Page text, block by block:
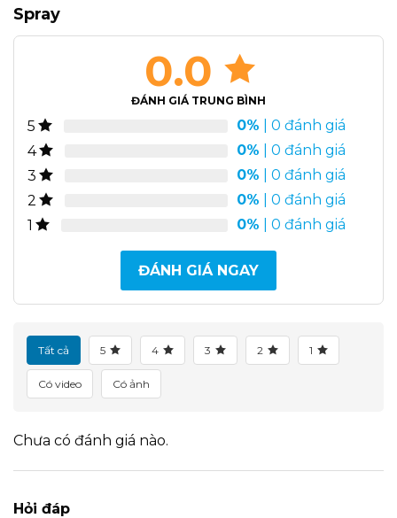
Spray
0.0
ĐÁNH GIÁ TRUNG BÌNH
5 0% | 0 đánh giá
4
0% | 0 đánh giá
3
0% | 0 đánh giá
2
0% | 0 đánh giá
1
0% | 0 đánh giá
ĐÁNH GIÁ NGAY
Tất cả 5 4 3 2 1
Có video Có ảnh
Chưa có đánh giá nào.
Hỏi đáp